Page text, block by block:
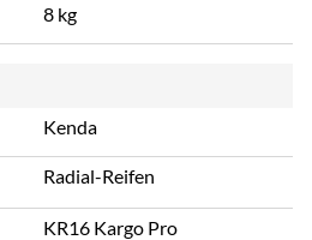
8 kg
Kenda
Radial-Reifen
KR16 Kargo Pro